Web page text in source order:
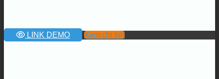
LINK DEMO Xem chi tiết